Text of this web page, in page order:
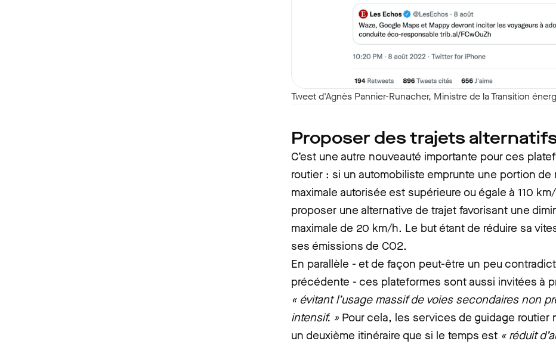
Tweet d'Agnès Pannier-Runacher, Ministre de la Transition
Proposer des trajets
C’est une autre nouveauté importante pour ces
routier : si un automobiliste emprunte une portion de
maximale autorisée est supérieure ou égale à 110
proposer une alternative de trajet favorisant une
maximale de 20 km/h. Le but étant de réduire sa
ses émissions de CO2.
En parallèle - et de façon peut-être un peu
précédente - ces plateformes sont aussi invitées à
« évitant l’usage massif de voies secondaires non
intensif. » Pour cela, les services de guidage routier
un deuxième itinéraire que si le temps est « réduit